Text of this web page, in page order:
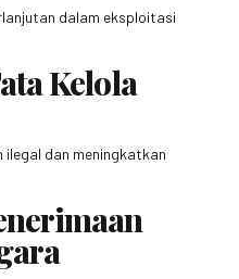
dalam eksploitasi
Kelola
dan meningkatkan